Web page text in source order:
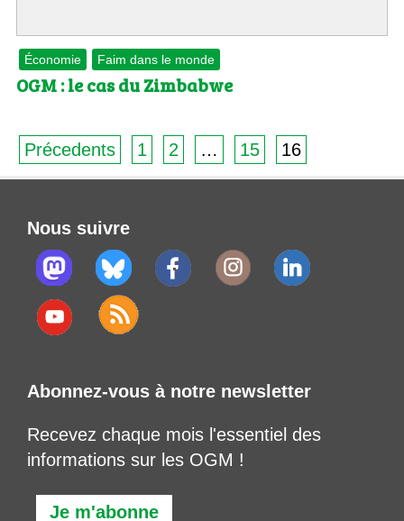
Économie Faim dans le monde
OGM : le cas du Zimbabwe
Précedents 1 2 … 15 16
Nous suivre
Abonnez-vous à notre newsletter
Recevez chaque mois l'essentiel des
informations sur les OGM !
Je m'abonne